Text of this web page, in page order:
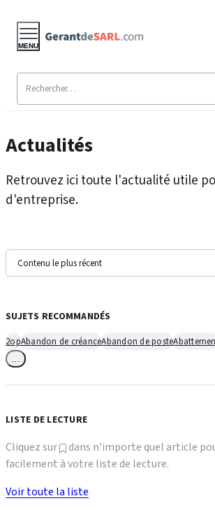
MENU
Actualités
Retrouvez ici toute l'actualité utile
d'entreprise.
SUJETS RECOMMANDÉS
2opAbandon de créanceAbandon de poste
LISTE DE LECTURE
Cliquez sur
dans n'importe quel article
facilement à votre liste de lecture.
Voir toute la liste